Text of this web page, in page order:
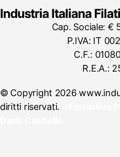
Industria Italiana
Cap. Sociale: €
P.IVA: IT
C.F.:
R.E.A.:
© Copyright 2026
diritti riservati.